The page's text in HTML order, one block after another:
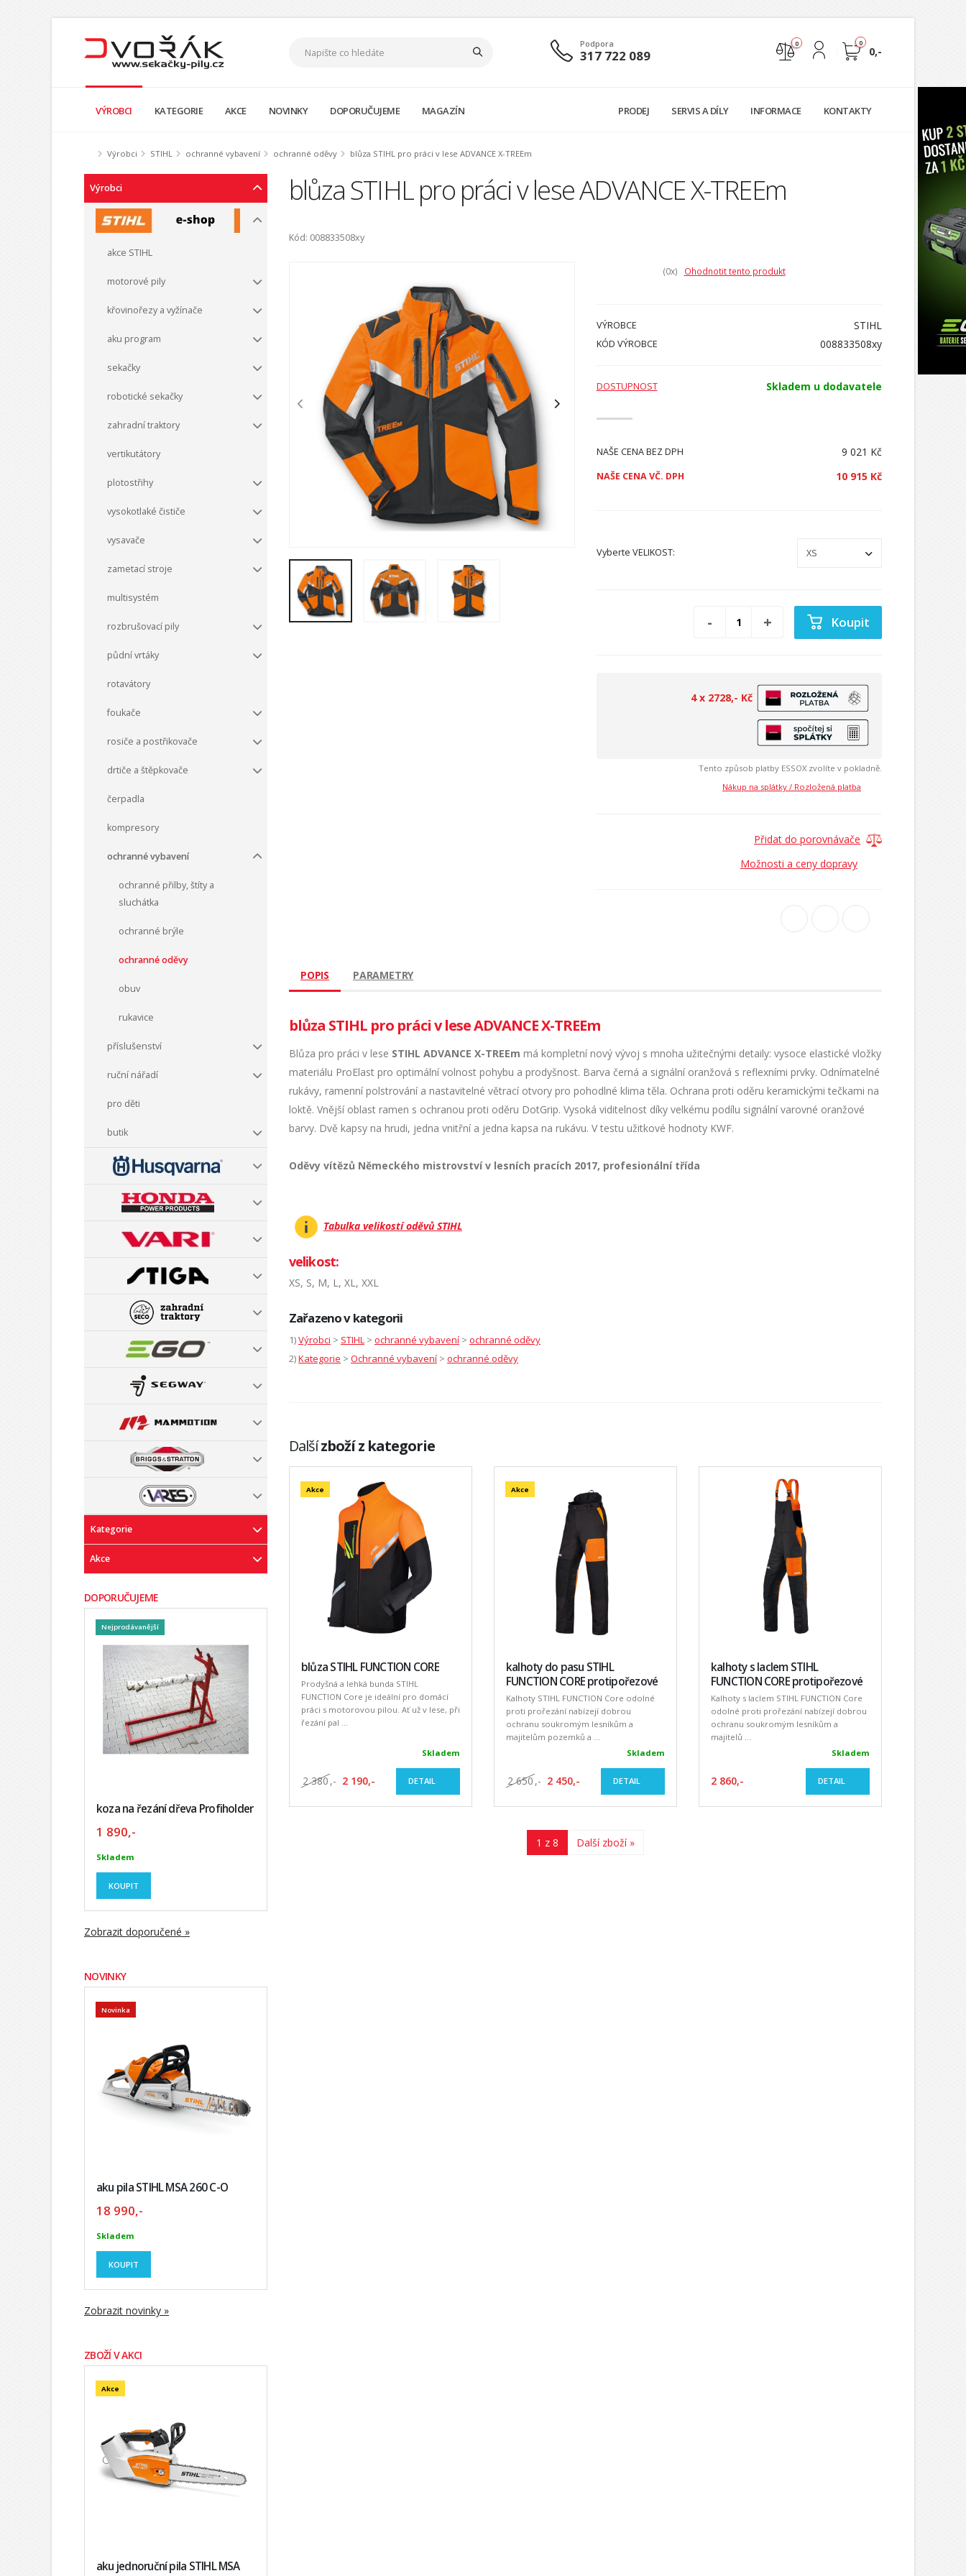
Podpora
317 722 089
0
0,-
0
VÝROBCI KATEGORIE AKCE NOVINKY DOPORUČUJEME MAGAZÍN PRODEJ SERVIS A DÍLY INFORMACE KONTAKTY
Výrobci STIHL ochranné vybavení ochranné oděvy blůza STIHL pro práci v lese ADVANCE X-TREEm
Výrobci
akce STIHL
motorové pily
křovinořezy a vyžínače
aku program
sekačky
robotické sekačky
zahradní traktory
vertikutátory
plotostřihy
vysokotlaké čističe
vysavače
zametací stroje
multisystém
rozbrušovací pily
půdní vrtáky
rotavátory
foukače
rosiče a postřikovače
drtiče a štěpkovače
čerpadla
kompresory
ochranné vybavení
ochranné přilby, štíty a
sluchátka
ochranné brýle
ochranné oděvy
obuv
rukavice
příslušenství
ruční nářadí
pro děti
butik
Kategorie
Akce
DOPORUČUJEME
Nejprodávanější
koza na řezání dřeva Profiholder
1 890,-
Skladem
KOUPIT
Zobrazit doporučené »
NOVINKY
Novinka
aku pila STIHL MSA 260 C-O
18 990,-
Skladem
KOUPIT
Zobrazit novinky »
ZBOŽÍ V AKCI
Akce
aku jednoruční pila STIHL MSA
blůza STIHL pro práci v lese ADVANCE X-TREEm
Kód: 008833508xy
(0x) Ohodnotit tento produkt
VÝROBCE STIHL
KÓD VÝROBCE 008833508xy
DOSTUPNOST Skladem u dodavatele
NAŠE CENA BEZ DPH 9 021 Kč
NAŠE CENA VČ. DPH 10 915 Kč
Vyberte VELIKOST:
Koupit
4 x 2728,- Kč
Tento způsob platby ESSOX zvolíte v pokladně.
Nákup na splátky / Rozložená platba
Přidat do porovnávače
Možnosti a ceny dopravy
POPIS PARAMETRY
blůza STIHL pro práci v lese ADVANCE X-TREEm
Blůza pro práci v lese STIHL ADVANCE X-TREEm má kompletní nový vývoj s mnoha užitečnými detaily: vysoce elastické vložky
materiálu ProElast pro optimální volnost pohybu a prodyšnost. Barva černá a signální oranžová s reflexními prvky. Odnímatelné
rukávy, ramenní polstrování a nastavitelné větrací otvory pro pohodlné klima těla. Ochrana proti oděru keramickými tečkami na
loktě. Vnější oblast ramen s ochranou proti oděru DotGrip. Vysoká viditelnost díky velkému podílu signální varovné oranžové
barvy. Dvě kapsy na hrudi, jedna vnitřní a jedna kapsa na rukávu. V testu užitkové hodnoty KWF.
Oděvy vítězů Německého mistrovství v lesních pracích 2017, profesionální třída
Tabulka velikostí oděvů STIHL
velikost:
XS, S, M, L, XL, XXL
Zařazeno v kategorii
1)Výrobci > STIHL > ochranné vybavení > ochranné oděvy
2)Kategorie > Ochranné vybavení > ochranné oděvy
Dalšízboží z kategorie
Akce
blůza STIHL FUNCTION CORE
Prodyšná a lehká bunda STIHL
FUNCTION Core je ideální pro domácí
práci s motorovou pilou. Ať už v lese, při
řezání pal ...
Skladem
2 380 ,- 2 190,- DETAIL
Akce
kalhoty do pasu STIHL
FUNCTION CORE protipořezové
Kalhoty STIHL FUNCTION Core odolné
proti prořezání nabízejí dobrou
ochranu soukromým lesníkům a
majitelům pozemků a ...
Skladem
2 650 ,- 2 450,- DETAIL
kalhoty s laclem STIHL
FUNCTION CORE protipořezové
Kalhoty s laclem STIHL FUNCTION Core
odolné proti prořezání nabízejí dobrou
ochranu soukromým lesníkům a
majitelů ...
Skladem
2 860,- DETAIL
1 z 8 Další zboží »